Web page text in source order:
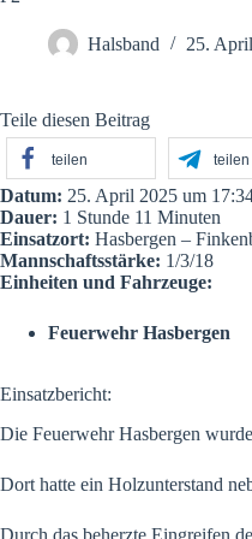
Halsband 25.
Teile diesen Beitrag
teilen teilen
Datum: 25. April 2025 um
Dauer: 1 Stunde 11 Minuten
Einsatzort: Hasbergen –
Mannschaftsstärke: 1/3/18
Einheiten und Fahrzeuge:
Feuerwehr Hasbergen
Einsatzbericht:
Die Feuerwehr Hasbergen
Dort hatte ein Holzunterstand
Durch das beherzte Eingreifen